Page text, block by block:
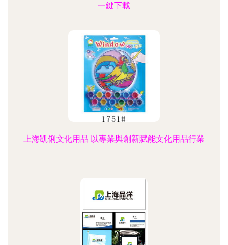
一鍵下載
上海凱俐文化用品 以專業與創新賦能文化用品行業